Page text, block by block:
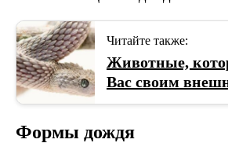
Читайте также:
Животные,
Вас своим
Формы дождя